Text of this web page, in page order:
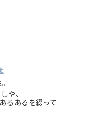
や、
るあるを綴って